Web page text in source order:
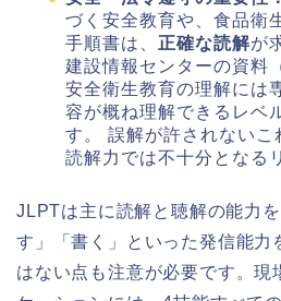
づく安全教育や、食品衛
手順書は、 正確な読解が
建設情報センターの資料
安全衛生教育の理解には
容が概ね理解できるレベ
す。 誤解が許されない
読解力では不十分となる
JLPTは主に読解と聴解の能力
す」「書く」といった発信能力
はない点も注意が必要です。現